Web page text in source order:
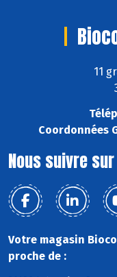
11
Coordonnées
Nous suivre sur
Votre magasin
proche de :